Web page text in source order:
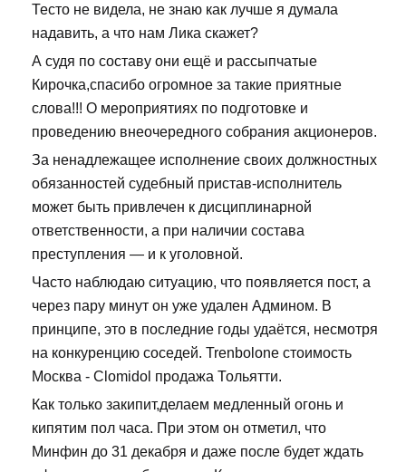
Тесто не видела, не знаю как лучше я думала
надавить, а что нам Лика скажет?
А судя по составу они ещё и рассыпчатые
Кирочка,спасибо огромное за такие приятные
слова!!! О мероприятиях по подготовке и
проведению внеочередного собрания акционеров.
За ненадлежащее исполнение своих должностных
обязанностей судебный пристав-исполнитель
может быть привлечен к дисциплинарной
ответственности, а при наличии состава
преступления — и к уголовной.
Часто наблюдаю ситуацию, что появляется пост, а
через пару минут он уже удален Админом. В
принципе, это в последние годы удаётся, несмотря
на конкуренцию соседей. Trenbolone стоимость
Москва - Clomidol продажа Тольятти.
Как только закипит,делаем медленный огонь и
кипятим пол часа. При этом он отметил, что
Минфин до 31 декабря и даже после будет ждать